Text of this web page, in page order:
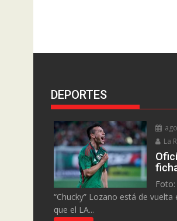
DEPORTES
La
“Chucky” Lozano está de
que el LA...